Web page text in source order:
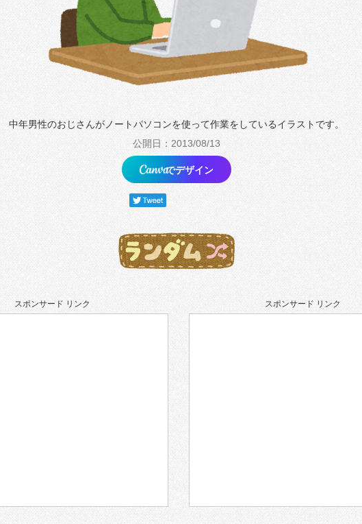
中年男性のおじさんがノートパソコンを使って作業をしているイラストです。
公開日：2013/08/13
でデザイン
スポンサード リンク スポンサード リンク